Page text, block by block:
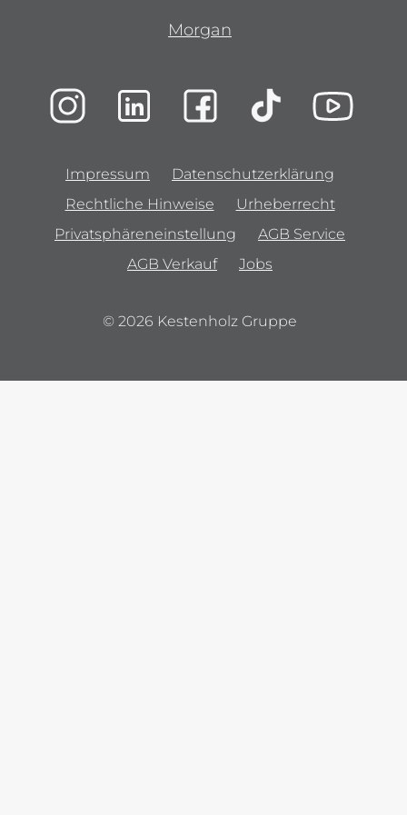
Morgan
Impressum
Datenschutzerklärung
Rechtliche Hinweise
Urheberrecht
Privatsphäreneinstellung
AGB Service
AGB Verkauf
Jobs
© 2026 Kestenholz Gruppe